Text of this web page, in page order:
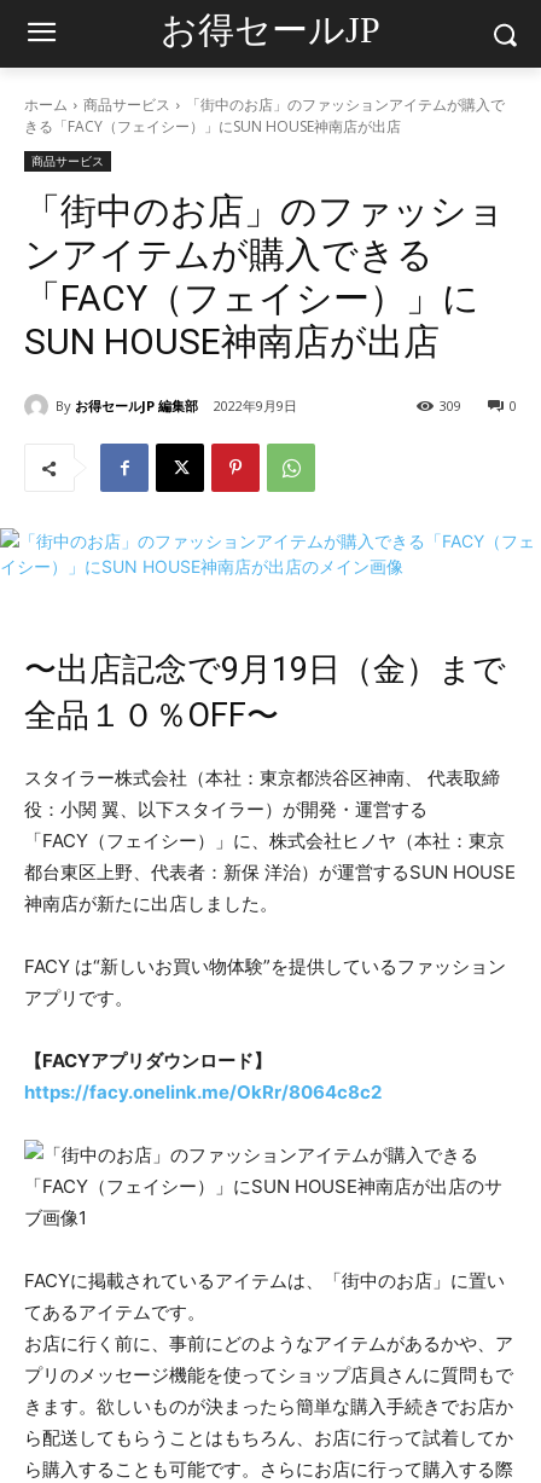
お得セールJP
ホーム 商品サービス
「街中のお店」のファッションアイテムが購入で
きる「FACY（フェイシー）」にSUN HOUSE神南店が出店
商品サービス
「街中のお店」のファッショ
ンアイテムが購入できる
「FACY（フェイシー）」に
SUN HOUSE神南店が出店
By お得セールJP 編集部 2022年9月9日 0
309
〜出店記念で9月19日（金）まで
全品１０％OFF〜
スタイラー株式会社（本社：東京都渋谷区神南、 代表取締
役：小関 翼、以下スタイラー）が開発・運営する
「FACY（フェイシー）」に、株式会社ヒノヤ（本社：東京
都台東区上野、代表者：新保 洋治）が運営するSUN HOUSE
神南店が新たに出店しました。
FACY は“新しいお買い物体験”を提供しているファッション
アプリです。
​【FACYアプリダウンロード】
https://facy.onelink.me/OkRr/8064c8c2
FACYに掲載されているアイテムは、「街中のお店」に置い
てあるアイテムです。
お店に行く前に、事前にどのようなアイテムがあるかや、ア
プリのメッセージ機能を使ってショップ店員さんに質問もで
きます。欲しいものが決まったら簡単な購入手続きでお店か
ら配送してもらうことはもちろん、お店に行って試着してか
ら購入することも可能です。さらにお店に行って購入する際